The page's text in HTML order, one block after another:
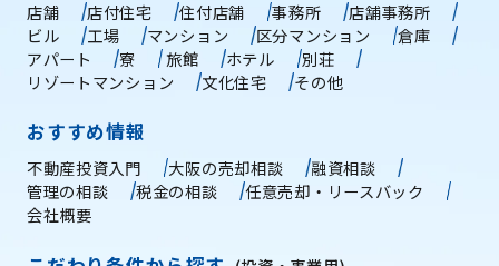
店舗
店付住宅 住付店舗 事務所
店舗事務所
ビル
工場 マンション 区分マンション
倉庫
アパート
寮 旅館 ホテル
別荘
リゾートマンション
文化住宅 その他
おすすめ情報
不動産投資入門 大阪の売却相談
融資相談
管理の相談
税金の相談
任意売却・リースバック
会社概要